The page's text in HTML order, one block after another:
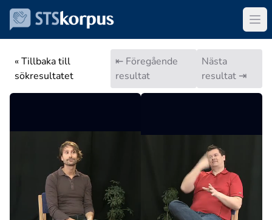
« Tillbaka till
sökresultatet
⇤ Föregående
resultat
Nästa
resultat ⇥